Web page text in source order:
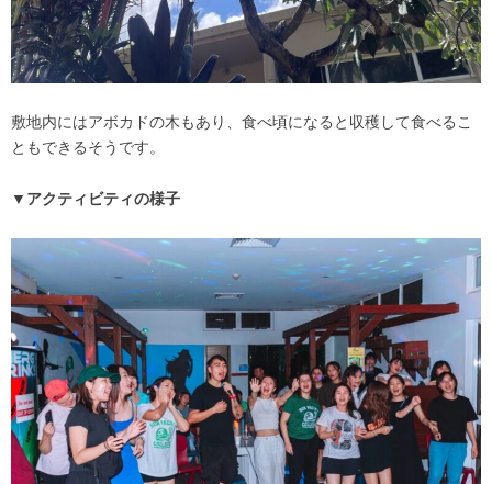
敷地内にはアボカドの木もあり、食べ頃になると収穫して食べるこ
ともできるそうです。
▼アクティビティの様子